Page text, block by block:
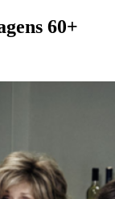
60+